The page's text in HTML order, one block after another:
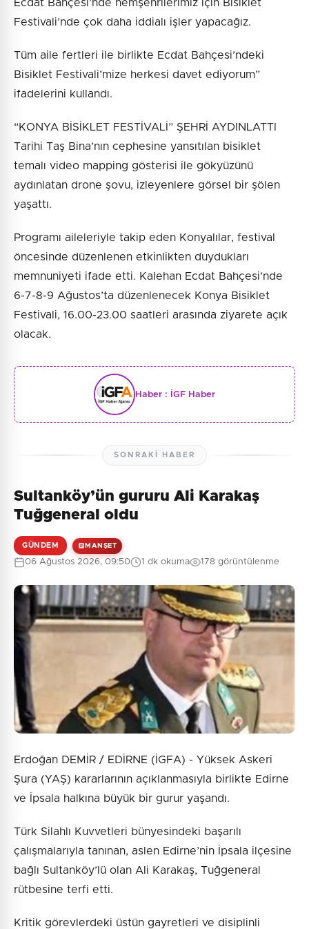
Ecdat Bahçesi’nde hemşehrilerimiz için Bisiklet
Festivali’nde çok daha iddialı işler yapacağız.
Tüm aile fertleri ile birlikte Ecdat Bahçesi’ndeki
Bisiklet Festivali’mize herkesi davet ediyorum”
ifadelerini kullandı.
“KONYA BİSİKLET FESTİVALİ” ŞEHRİ AYDINLATTI
Tarihi Taş Bina’nın cephesine yansıtılan bisiklet
temalı video mapping gösterisi ile gökyüzünü
aydınlatan drone şovu, izleyenlere görsel bir şölen
yaşattı.
Programı aileleriyle takip eden Konyalılar, festival
öncesinde düzenlenen etkinlikten duydukları
memnuniyeti ifade etti. Kalehan Ecdat Bahçesi’nde
6-7-8-9 Ağustos’ta düzenlenecek Konya Bisiklet
Festivali, 16.00-23.00 saatleri arasında ziyarete açık
olacak.
Haber : İGF Haber
SONRAKI HABER
Sultanköy’ün gururu Ali Karakaş
Tuğgeneral oldu
GÜNDEM MANŞET
06 Ağustos 2026, 09:50 1 dk okuma 178 görüntülenme
Erdoğan DEMİR / EDİRNE (İGFA) - Yüksek Askeri
Şura (YAŞ) kararlarının açıklanmasıyla birlikte Edirne
ve İpsala halkına büyük bir gurur yaşandı.
Türk Silahlı Kuvvetleri bünyesindeki başarılı
çalışmalarıyla tanınan, aslen Edirne’nin İpsala ilçesine
bağlı Sultanköy’lü olan Ali Karakaş, Tuğgeneral
rütbesine terfi etti.
Kritik görevlerdeki üstün gayretleri ve disiplinli